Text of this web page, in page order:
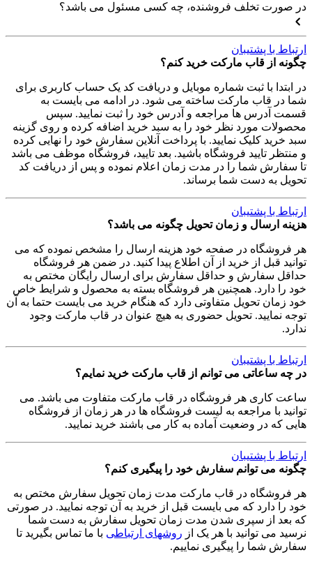
در صورت تخلف فروشنده، چه کسی مسئول می باشد؟
ارتباط با پشتیبان
چگونه از قاب مارکت خرید کنم؟
در ابتدا با ثبت شماره موبایل و دریافت کد یک حساب کاربری برای
شما در قاب مارکت ساخته می شود. در ادامه می بایست به
قسمت آدرس ها مراجعه و آدرس خود را ثبت نمایید. سپس
محصولات مورد نظر خود را به سبد خرید اضافه کرده و روی گزینه
سبد خرید کلیک نمایید. با پرداخت آنلاین سفارش خود را نهایی کرده
و منتظر تایید فروشگاه باشید. بعد تایید، فروشگاه موظف می باشد
تا سفارش شما را در مدت زمان اعلام نموده و پس از دریافت کد
تحویل به دست شما برساند.
ارتباط با پشتیبان
هزینه ارسال و زمان تحویل چگونه می باشد؟
هر فروشگاه در صفحه خود هزینه ارسال را مشخص نموده که می
توانید قبل از خرید از آن اطلاع پیدا کنید. در ضمن هر فروشگاه
حداقل سفارش و حداقل سفارش برای ارسال رایگان مختص به
خود را دارد. همچنین هر فروشگاه بسته به محصول و شرایط خاص
خود زمان تحویل متفاوتی دارد که هنگام خرید می بایست حتما به آن
توجه نمایید. تحویل حضوری به هیچ عنوان در قاب مارکت وجود
ندارد.
ارتباط با پشتیبان
در چه ساعاتی می توانم از قاب مارکت خرید نمایم؟
ساعت کاری هر فروشگاه در قاب مارکت متفاوت می باشد. می
توانید با مراجعه به لیست فروشگاه ها در هر زمان از فروشگاه
هایی که در وضعیت آماده به کار می باشند خرید نمایید.
ارتباط با پشتیبان
چگونه می توانم سفارش خود را پیگیری کنم؟
هر فروشگاه در قاب مارکت مدت زمان تحویل سفارش مختص به
خود را دارد که می بایست قبل از خرید به آن توجه نمایید. در صورتی
که بعد از سپری شدن مدت زمان تحویل سفارش به دست شما
نرسید می توانید با هر یک از روشهای ارتباطی با ما تماس بگیرید تا
سفارش شما را پیگیری نماییم.